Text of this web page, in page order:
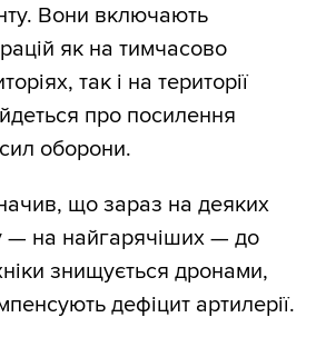
Вони включають
як на тимчасово
так і на території
йдеться про посилення
сил оборони.
що зараз на деяких
— на найгарячіших — до
знищується дронами,
дефіцит артилерії.